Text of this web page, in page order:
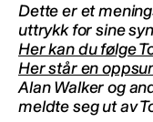
Dette er et
uttrykk for sine
Her kan du følge
Her står en
Alan Walker og
meldte seg ut av